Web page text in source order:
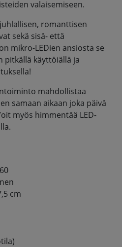
valaisemiseen.
romanttisen
sekä sisä- että
mikro-LEDien ansiosta se
pitkällä käyttöiällä ja
mahdollistaa
samaan aikaan joka päivä
myös himmentää LED-
cm